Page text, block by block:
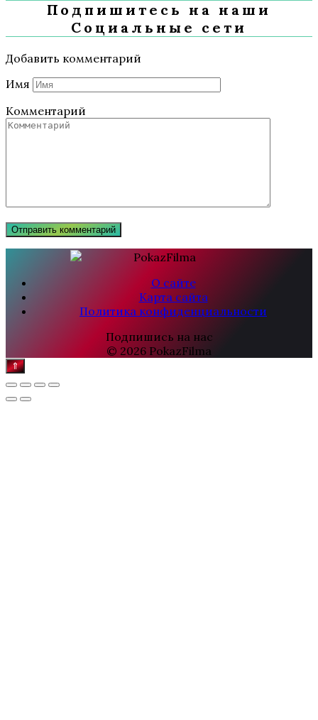
Подпишитесь на наши
Социальные сети
Добавить комментарий
Имя
Комментарий
О сайте
Карта сайта
Политика конфиденциальности
Подпишись на нас
© 2026 PokazFilma